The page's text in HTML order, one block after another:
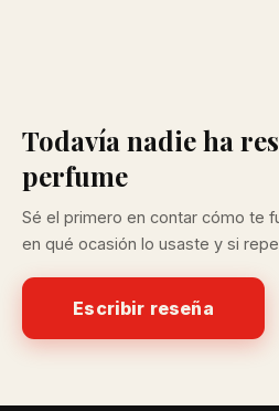
Todavía nadie ha
perfume
Sé el primero en contar cómo te
en qué ocasión lo usaste y si
Escribir reseña